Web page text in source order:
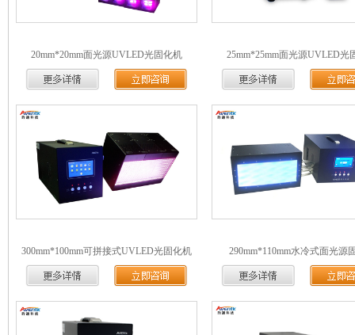
20mm*20mm面光源UVLED光固化机 25mm*25mm面光源UVLED光
300mm*100mm可拼接式UVLED光固化机 290mm*110mm水冷式面光源